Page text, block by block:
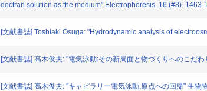
dectran solution as the medium" Electrophoresis. 16 (#8). 1463-
[文献書誌] Toshiaki Osuga: "Hydrodynamic analysis of
[文献書誌] 高木俊夫: "電気泳動:その新局面と物づくりへのこだ
[文献書誌] 高木俊夫: "キャピラリー電気泳動:原点への回帰" 生